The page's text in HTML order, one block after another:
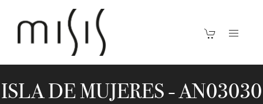
ISLA DE MUJERES - AN03030